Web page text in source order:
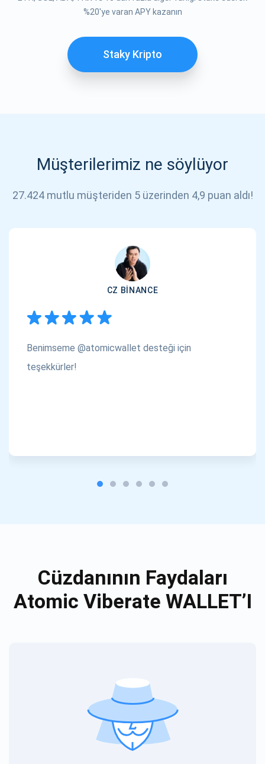
%20'ye varan APY kazanın
Staky Kripto
Müşterilerimiz ne söylüyor
27.424 mutlu müşteriden 5 üzerinden 4,9 puan aldı!
CZ BINANCE
Benimseme @atomicwallet desteği için
teşekkürler!
Cüzdanının Faydaları
Atomic Viberate WALLET’I